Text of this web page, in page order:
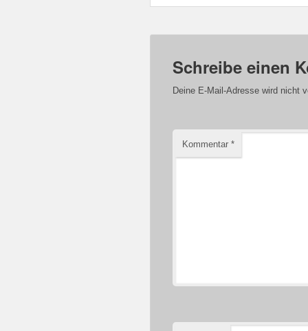
Schreibe einen
Deine E-Mail-Adresse wird nicht
Kommentar *